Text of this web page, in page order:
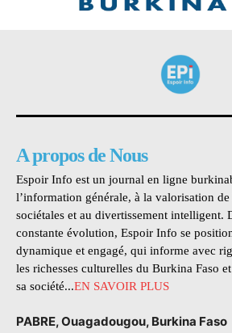
A propos de Nous
Espoir Info est un journal en ligne
l’information générale, à la valorisation
sociétales et au divertissement intelligent.
constante évolution, Espoir Info se
dynamique et engagé, qui informe avec
les richesses culturelles du Burkina Faso
sa société...EN SAVOIR PLUS
PABRE, Ouagadougou, Burkina Faso